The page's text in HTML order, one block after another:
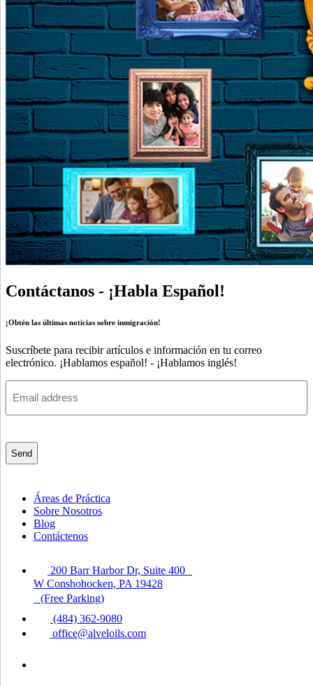
Contáctanos - ¡Habla Español!
¡Obtén las últimas noticias sobre inmigración!
Suscríbete para recibir artículos e información en tu correo
electrónico. ¡Hablamos español! - ¡Hablamos inglés!
address
Áreas de Práctica
Sobre Nosotros
Blog
Contáctenos
200 Barr Harbor Dr, Suite 400
W Conshohocken, PA 19428
(Free Parking)
(484) 362-9080
office@alveloils.com